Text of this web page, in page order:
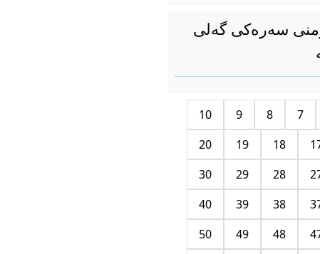
سەرەکی گەلی
7
8
9
10
18
19
20
28
29
30
38
39
40
48
49
50